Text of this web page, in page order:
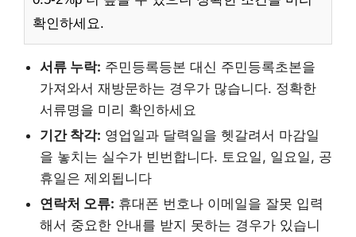
확인하세요.
서류 누락: 주민등록등본 대신 주민등록초본을
가져와서 재방문하는 경우가 많습니다. 정확한
서류명을 미리 확인하세요
기간 착각: 영업일과 달력일을 헷갈려서 마감일
을 놓치는 실수가 빈번합니다. 토요일, 일요일, 공
휴일은 제외됩니다
연락처 오류: 휴대폰 번호나 이메일을 잘못 입력
해서 중요한 안내를 받지 못하는 경우가 있습니